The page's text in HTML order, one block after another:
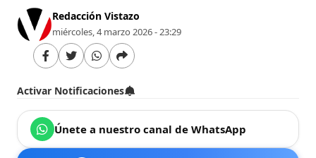
Redacción Vistazo
miércoles, 4 marzo 2026 - 23:29
Activar Notificaciones
Únete a nuestro canal de WhatsApp